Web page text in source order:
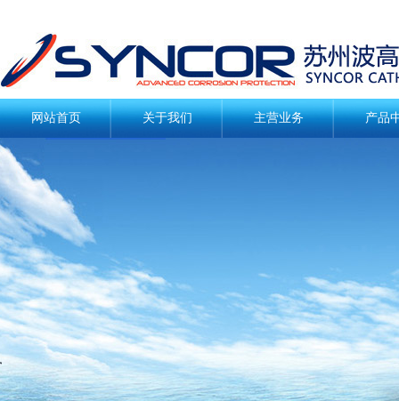
网站首页 关于我们 主营业务 产品